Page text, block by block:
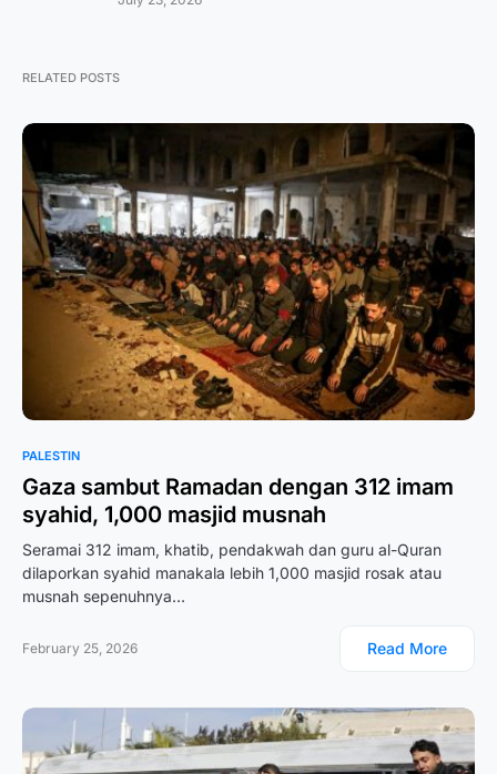
RELATED POSTS
PALESTIN
Gaza sambut Ramadan dengan 312 imam
syahid, 1,000 masjid musnah
Seramai 312 imam, khatib, pendakwah dan guru al-Quran
dilaporkan syahid manakala lebih 1,000 masjid rosak atau
musnah sepenuhnya…
February 25, 2026 Read More